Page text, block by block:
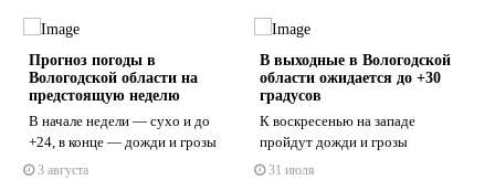
Прогноз погоды в
Вологодской области на
предстоящую неделю
В начале недели — сухо и до
+24, в конце — дожди и грозы
3 августа
В выходные в Вологодской
области ожидается до +30
градусов
К воскресенью на западе
пройдут дожди и грозы
31 июля